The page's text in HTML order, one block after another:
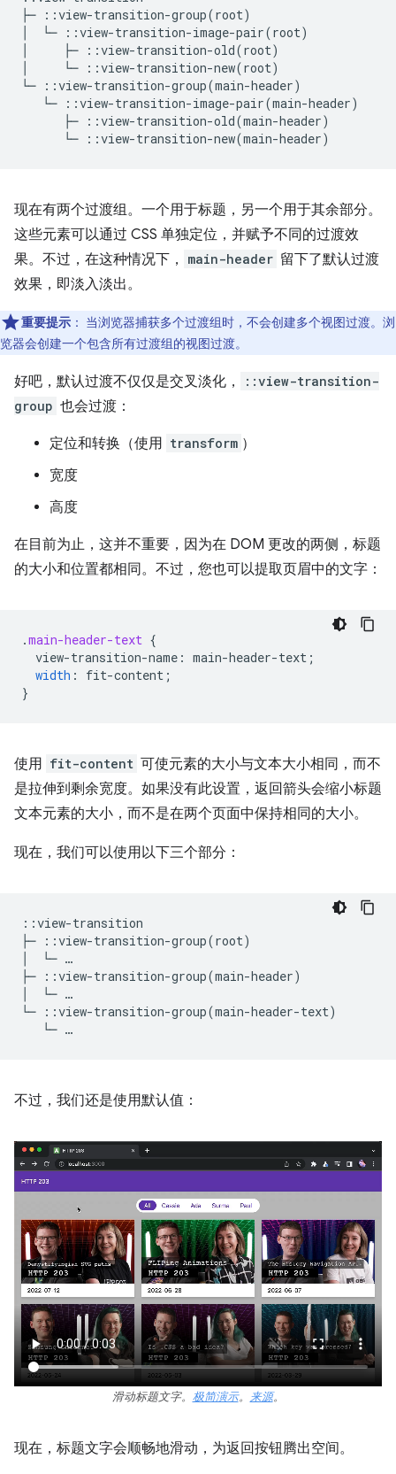
├─ ::view-transition-group(root)
│  └─ ::view-transition-image-pair(root)
│     ├─ ::view-transition-old(root)
│     └─ ::view-transition-new(root)
现在有两个过渡组。一个用于标题，另一个用于其余部分。
这些元素可以通过 CSS 单独定位，并赋予不同的过渡效
果。不过，在这种情况下，
main-header 留下了默认过渡
效果，即淡入淡出。
重要提示 ： 当浏览器捕获多个过渡组时，不会创建多个视图过渡。浏
览器会创建一个包含所有过渡组的视图过渡。
好吧，默认过渡不仅仅是交叉淡化，
::view-transition-
group 也会过渡：
定位和转换（使用 transform ）
宽度
高度
在目前为止，这并不重要，因为在 DOM 更改的两侧，标题
的大小和位置都相同。不过，您也可以提取页眉中的文字：
.main-header-text {
view-transition-name : main-header-text ;
width : fit-content ;
}
使用 fit-content 可使元素的大小与文本大小相同，而不
是拉伸到剩余宽度。如果没有此设置，返回箭头会缩小标题
文本元素的大小，而不是在两个页面中保持相同的大小。
现在，我们可以使用以下三个部分：
::view-transition
├─ ::view-transition-group(root)
│  └─ …
├─ ::view-transition-group(main-header)
│  └─ …
不过，我们还是使用默认值：
滑动标题文字。 极简演示。 来源。
现在，标题文字会顺畅地滑动，为返回按钮腾出空间。